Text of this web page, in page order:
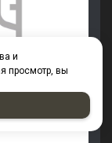
и
просмотр, вы